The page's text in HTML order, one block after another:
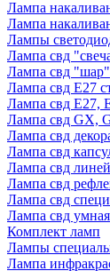
Лампа
Лампа
Лампы
Лампа свд
Лампа свд "шар"
Лампа свд E27
Лампа свд E27,
Лампа свд GX,
Лампа свд
Лампа свд
Лампа свд
Лампа свд
Лампа свд
Лампа свд умная
Комплект ламп
Лампы
Лампа